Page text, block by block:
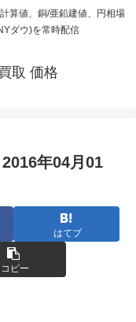
算値、銅/亜鉛建値、円相場
ダウ)を常時配信
取 価格
年04月01
はてブ
コピー